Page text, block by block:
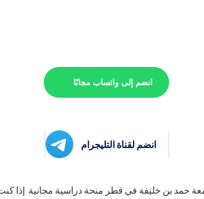
انضم إلى واتساب مجانًا
انضم لقناة التليجرام
حمد بن خليفة في قطر منحة دراسية مجانية إذا